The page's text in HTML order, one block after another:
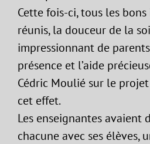
Cette fois-ci, tous les
réunis, la douceur de la
impressionnant de
présence et l’aide
Cédric Moulié sur le
cet effet.
Les enseignantes avaient
chacune avec ses élèves,